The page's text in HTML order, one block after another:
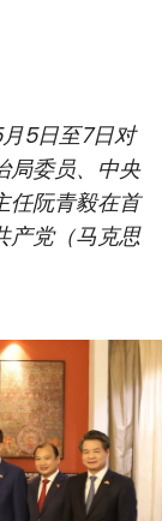
5日至7日对
局委员、中央
任阮青毅在首
产党（马克思